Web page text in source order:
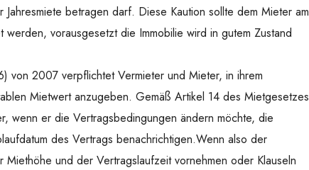
betragen darf. Diese Kaution sollte dem Mieter am
werden, vorausgesetzt die Immobilie wird in gutem Zustand
von 2007 verpflichtet Vermieter und Mieter, in ihrem
Mietwert anzugeben. Gemäß Artikel 14 des Mietgesetzes
wenn er die Vertragsbedingungen ändern möchte, die
des Vertrags benachrichtigen.Wenn also der
und der Vertragslaufzeit vornehmen oder Klauseln